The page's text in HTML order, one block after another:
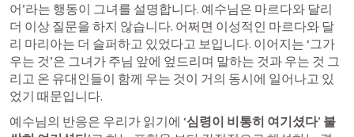
어’라는 행동이 그녀를 설명합니다. 예수님은 마르다와 달리
더 이상 질문을 하지 않습니다. 어쩌면 이성적인 마르다와 달
리 마리아는 더 슬퍼하고 있었다고 보입니다. 이어지는 ‘그가
우는 것’은 그녀가 주님 앞에 엎드리며 말하는 것과 우는 것 그
리고 온 유대인들이 함께 우는 것이 거의 동시에 일어나고 있
었기 때문입니다.
예수님의 반응은 우리가 읽기에 ‘심령이 비통히 여기셨다’ 불